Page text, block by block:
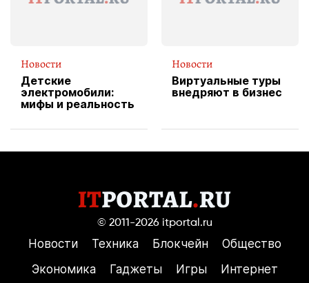
Новости
Детские
электромобили:
мифы и реальность
Новости
Виртуальные туры
внедряют в бизнес
© 2011-2026 itportal.ru
Новости Техника Блокчейн
Общество
Экономика
Гаджеты Игры Интернет